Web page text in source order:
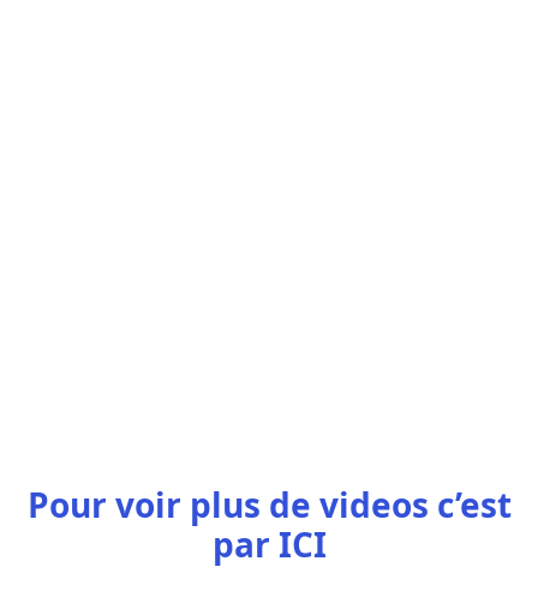
Pour voir plus de videos c’est
par ICI